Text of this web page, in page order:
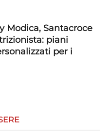
Modica, Santacroce
piani
per i